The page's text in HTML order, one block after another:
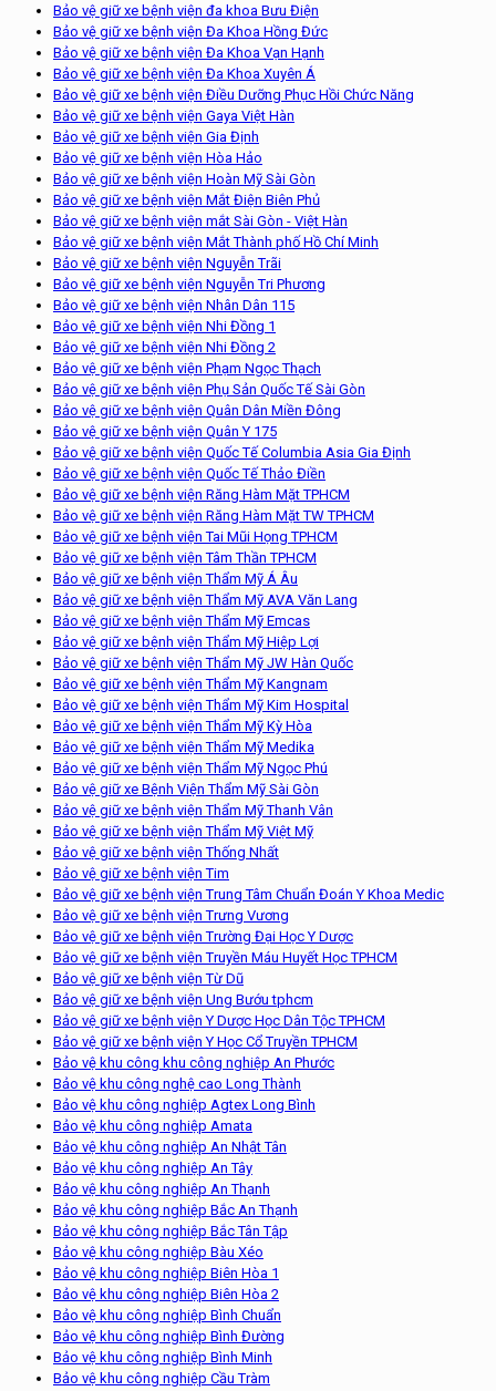
Bảo vệ giữ xe bệnh viện đa khoa Bưu Điện
Bảo vệ giữ xe bệnh viện Đa Khoa Hồng Đức
Bảo vệ giữ xe bệnh viện Đa Khoa Vạn Hạnh
Bảo vệ giữ xe bệnh viện Đa Khoa Xuyên Á
Bảo vệ giữ xe bệnh viện Điều Dưỡng Phục Hồi Chức Năng
Bảo vệ giữ xe bệnh viện Gaya Việt Hàn
Bảo vệ giữ xe bệnh viện Gia Định
Bảo vệ giữ xe bệnh viện Hòa Hảo
Bảo vệ giữ xe bệnh viện Hoàn Mỹ Sài Gòn
Bảo vệ giữ xe bệnh viện Mắt Điện Biên Phủ
Bảo vệ giữ xe bệnh viện mắt Sài Gòn - Việt Hàn
Bảo vệ giữ xe bệnh viện Mắt Thành phố Hồ Chí Minh
Bảo vệ giữ xe bệnh viện Nguyễn Trãi
Bảo vệ giữ xe bệnh viện Nguyễn Tri Phương
Bảo vệ giữ xe bệnh viện Nhân Dân 115
Bảo vệ giữ xe bệnh viện Nhi Đồng 1
Bảo vệ giữ xe bệnh viện Nhi Đồng 2
Bảo vệ giữ xe bệnh viện Phạm Ngọc Thạch
Bảo vệ giữ xe bệnh viện Phụ Sản Quốc Tế Sài Gòn
Bảo vệ giữ xe bệnh viện Quân Dân Miền Đông
Bảo vệ giữ xe bệnh viện Quân Y 175
Bảo vệ giữ xe bệnh viện Quốc Tế Columbia Asia Gia Định
Bảo vệ giữ xe bệnh viện Quốc Tế Thảo Điền
Bảo vệ giữ xe bệnh viện Răng Hàm Mặt TPHCM
Bảo vệ giữ xe bệnh viện Răng Hàm Mặt TW TPHCM
Bảo vệ giữ xe bệnh viện Tai Mũi Họng TPHCM
Bảo vệ giữ xe bệnh viện Tâm Thần TPHCM
Bảo vệ giữ xe bệnh viện Thẩm Mỹ Á Âu
Bảo vệ giữ xe bệnh viện Thẩm Mỹ AVA Văn Lang
Bảo vệ giữ xe bệnh viện Thẩm Mỹ Emcas
Bảo vệ giữ xe bệnh viện Thẩm Mỹ Hiệp Lợi
Bảo vệ giữ xe bệnh viện Thẩm Mỹ JW Hàn Quốc
Bảo vệ giữ xe bệnh viện Thẩm Mỹ Kangnam
Bảo vệ giữ xe bệnh viện Thẩm Mỹ Kim Hospital
Bảo vệ giữ xe bệnh viện Thẩm Mỹ Kỳ Hòa
Bảo vệ giữ xe bệnh viện Thẩm Mỹ Medika
Bảo vệ giữ xe bệnh viện Thẩm Mỹ Ngọc Phú
Bảo vệ giữ xe Bệnh Viện Thẩm Mỹ Sài Gòn
Bảo vệ giữ xe bệnh viện Thẩm Mỹ Thanh Vân
Bảo vệ giữ xe bệnh viện Thẩm Mỹ Việt Mỹ
Bảo vệ giữ xe bệnh viện Thống Nhất
Bảo vệ giữ xe bệnh viện Tim
Bảo vệ giữ xe bệnh viện Trung Tâm Chuẩn Đoán Y Khoa Medic
Bảo vệ giữ xe bệnh viện Trưng Vương
Bảo vệ giữ xe bệnh viện Trường Đại Học Y Dược
Bảo vệ giữ xe bệnh viện Truyền Máu Huyết Học TPHCM
Bảo vệ giữ xe bệnh viện Từ Dũ
Bảo vệ giữ xe bệnh viện Ung Bướu tphcm
Bảo vệ giữ xe bệnh viện Y Dược Học Dân Tộc TPHCM
Bảo vệ giữ xe bệnh viện Y Học Cổ Truyền TPHCM
Bảo vệ khu công khu công nghiệp An Phước
Bảo vệ khu công nghệ cao Long Thành
Bảo vệ khu công nghiệp Agtex Long Bình
Bảo vệ khu công nghiệp Amata
Bảo vệ khu công nghiệp An Nhật Tân
Bảo vệ khu công nghiệp An Tây
Bảo vệ khu công nghiệp An Thạnh
Bảo vệ khu công nghiệp Bắc An Thạnh
Bảo vệ khu công nghiệp Bắc Tân Tập
Bảo vệ khu công nghiệp Bàu Xéo
Bảo vệ khu công nghiệp Biên Hòa 1
Bảo vệ khu công nghiệp Biên Hòa 2
Bảo vệ khu công nghiệp Bình Chuẩn
Bảo vệ khu công nghiệp Bình Đường
Bảo vệ khu công nghiệp Bình Minh
Bảo vệ khu công nghiệp Cầu Tràm